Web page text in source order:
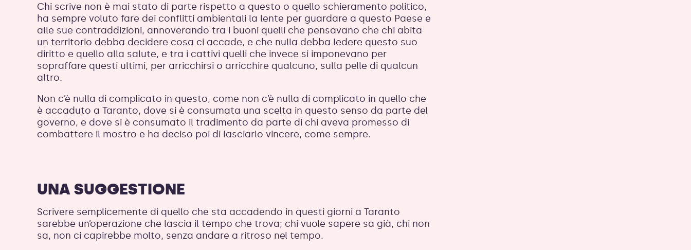
Chi scrive non è mai stato di parte rispetto a questo o quello schieramento politico,
ha sempre voluto fare dei conflitti ambientali la lente per guardare a questo Paese e
alle sue contraddizioni, annoverando tra i buoni quelli che pensavano che chi abita
un territorio debba decidere cosa ci accade, e che nulla debba ledere questo suo
diritto e quello alla salute, e tra i cattivi quelli che invece si imponevano per
sopraffare questi ultimi, per arricchirsi o arricchire qualcuno, sulla pelle di qualcun
altro.
Non c’è nulla di complicato in questo, come non c’è nulla di complicato in quello che
è accaduto a Taranto, dove si è consumata una scelta in questo senso da parte del
governo, e dove si è consumato il tradimento da parte di chi aveva promesso di
combattere il mostro e ha deciso poi di lasciarlo vincere, come sempre.
UNA SUGGESTIONE
Scrivere semplicemente di quello che sta accadendo in questi giorni a Taranto
sarebbe un’operazione che lascia il tempo che trova; chi vuole sapere sa già, chi non
sa, non ci capirebbe molto, senza andare a ritroso nel tempo.